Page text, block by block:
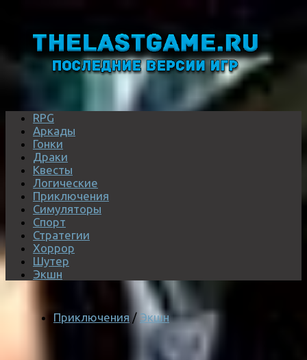
RPG
Аркады
Гонки
Драки
Квесты
Логические
Приключения
Симуляторы
Спорт
Стратегии
Хоррор
Шутер
Экшн
Приключения / Экшн